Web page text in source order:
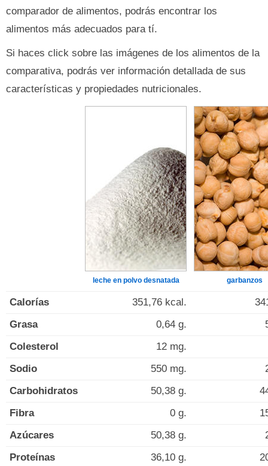
comparador de alimentos, podrás encontrar los
alimentos más adecuados para tí.
Si haces click sobre las imágenes de los alimentos de la
comparativa, podrás ver información detallada de sus
características y propiedades nutricionales.
leche en polvo desnatada garbanzos
Calorías 351,76 kcal.
Grasa
0,64 g.
Colesterol
12 mg.
Sodio
550 mg.
Carbohidratos
50,38 g.
Fibra
0 g.
Azúcares
50,38 g.
Proteínas
36,10 g.